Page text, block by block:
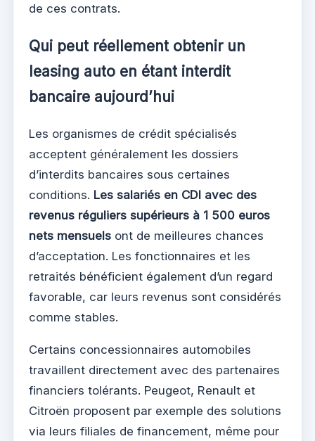
de ces contrats.
Qui peut réellement obtenir un
leasing auto en étant interdit
bancaire aujourd’hui
Les organismes de crédit spécialisés
acceptent généralement les dossiers
d’interdits bancaires sous certaines
conditions. Les salariés en CDI avec des
revenus réguliers supérieurs à 1 500 euros
nets mensuels ont de meilleures chances
d’acceptation. Les fonctionnaires et les
retraités bénéficient également d’un regard
favorable, car leurs revenus sont considérés
comme stables.
Certains concessionnaires automobiles
travaillent directement avec des partenaires
financiers tolérants. Peugeot, Renault et
Citroën proposent par exemple des solutions
via leurs filiales de financement, même pour